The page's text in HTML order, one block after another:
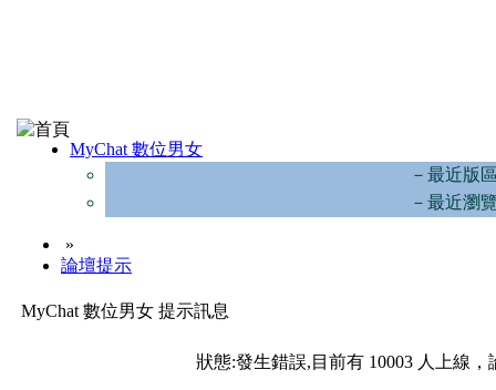
MyChat 數位男女
－最近版
－最近瀏
»
論壇提示
MyChat 數位男女 提示訊息
狀態:發生錯誤,目前有 10003 人上線